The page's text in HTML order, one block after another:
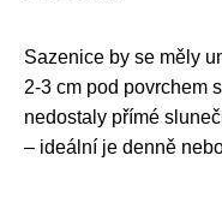
Sazenice by se měly
2-3 cm pod povrchem
nedostaly přímé
– ideální je denně